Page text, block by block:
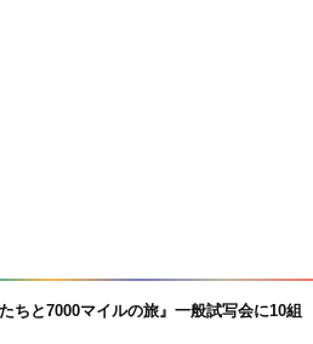
ちと7000マイルの旅』一般試写会に10組